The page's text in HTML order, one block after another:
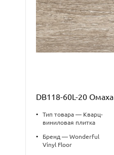
DB118-60L-20 Омаха
•
Тип товара — Кварц-
виниловая плитка
•
Бренд — Wonderful
Vinyl Floor